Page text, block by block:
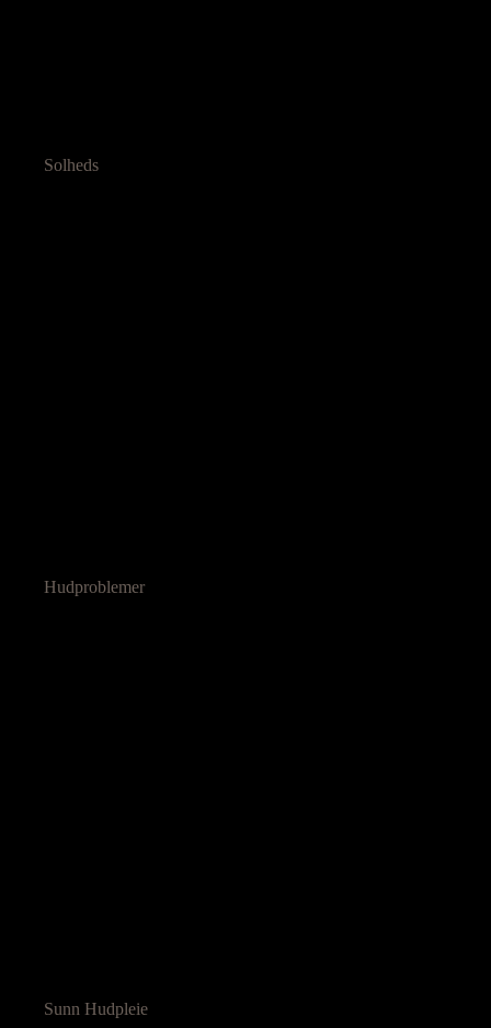
Solheds
Hudproblemer
Sunn Hudpleie